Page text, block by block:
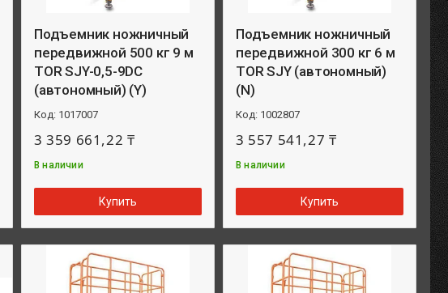
Подъемник ножничный
передвижной 500 кг 9 м
TOR SJY-0,5-9DC
(автономный) (Y)
1017007
3 359 661,22 ₸
В наличии
Купить
Подъемник ножничный
передвижной 300 кг 6 м
TOR SJY (автономный)
(N)
1002807
3 557 541,27 ₸
В наличии
Купить